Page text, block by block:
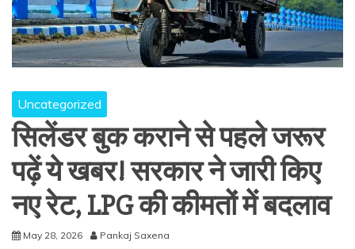
Uncategorized
सिलेंडर बुक कराने से पहले जरूर
पढ़ें ये खबर! सरकार ने जारी किए
नए रेट, LPG की कीमतों में बदलाव
May 28, 2026 Pankaj Saxena